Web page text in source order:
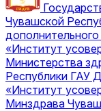
Чувашской
«Институт
Министерства
Республики ГАУ
«Институт
Минздрава